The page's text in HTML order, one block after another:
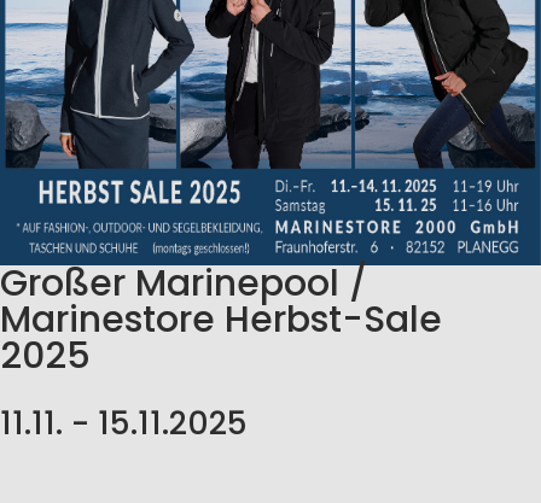
Großer Marinepool /
Marinestore Herbst-Sale
2025
11.11. - 15.11.2025